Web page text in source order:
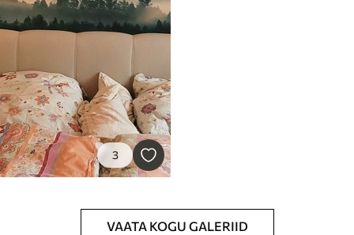
3
VAATA KOGU GALERIID